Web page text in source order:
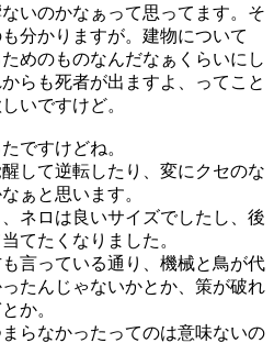
いのかなぁって思ってます。そ
分かりますが。建物について
めのものなんだなぁくらいにし
らも死者が出ますよ、ってこと
いですけど。
ですけどね。
して逆転したり、変にクセのな
ぁと思います。
ネロは良いサイズでしたし、後
てたくなりました。
言っている通り、機械と鳥が代
たんじゃないかとか、策が破れ
か。
らなかったってのは意味ないの